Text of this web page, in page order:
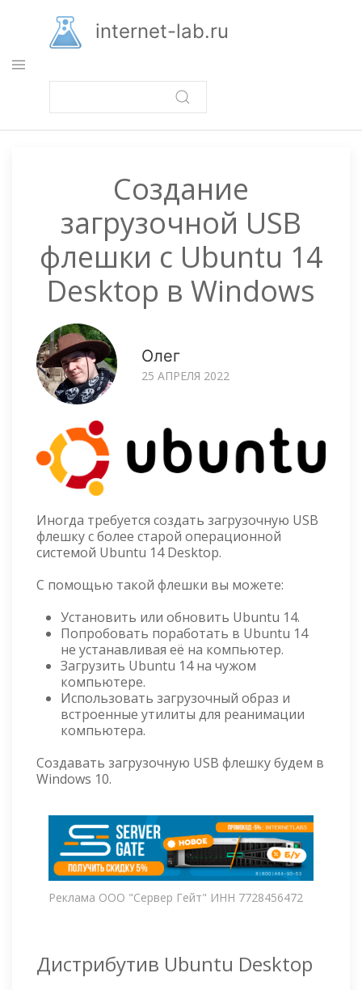
основному
содержанию
internet-lab.ru
Создание
загрузочной USB
флешки с Ubuntu 14
Desktop в Windows
Олег
25 АПРЕЛЯ 2022
Иногда требуется создать загрузочную USB
флешку с более старой операционной
системой Ubuntu 14 Desktop.
С помощью такой флешки вы можете:
Установить или обновить Ubuntu 14.
Попробовать поработать в Ubuntu 14
не устанавливая её на компьютер.
Загрузить Ubuntu 14 на чужом
компьютере.
Использовать загрузочный образ и
встроенные утилиты для реанимации
компьютера.
Создавать загрузочную USB флешку будем в
Windows 10.
Реклама ООО "Сервер Гейт" ИНН 7728456472
Дистрибутив Ubuntu Desktop